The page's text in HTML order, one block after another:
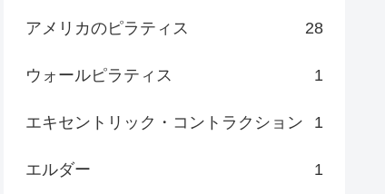
アメリカのピラティス 28
ウォールピラティス 1
エキセントリック・コントラクション 1
エルダー 1